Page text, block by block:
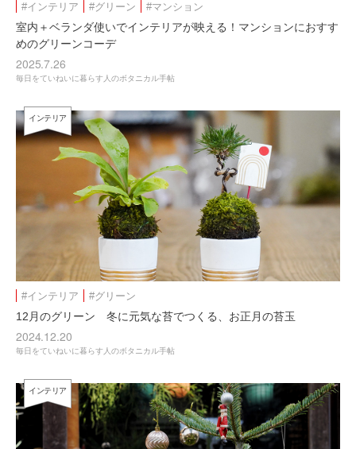
#インテリア #グリーン #マンション
室内＋ベランダ使いでインテリアが映える！マンションにおすす
めのグリーンコーデ
2025.7.26
毎日をていねいに暮らす人のボタニカル手帖
インテリア
#インテリア #グリーン
12月のグリーン 冬に元気な苔でつくる、お正月の苔玉
2024.12.20
毎日をていねいに暮らす人のボタニカル手帖
インテリア